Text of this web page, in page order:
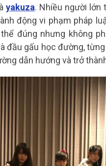
yakuza. Nhiều người lớn
động vi phạm pháp
đúng nhưng không
đầu gấu học đường,
dẫn hướng và trở